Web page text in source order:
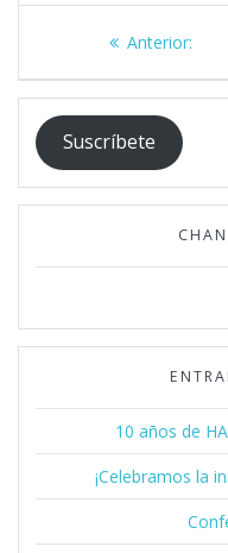
Navegación
de
entradas
Anterior:Post
Suscríbete
10 años de
¡Celebramos la